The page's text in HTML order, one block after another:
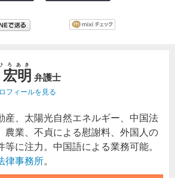
明
ろあき
弁護士
フィールを見る
産、太陽光自然エネルギー、中国法
農業、不貞による慰謝料、外国人の
等に注力。中国語による業務可能。
律事務所。